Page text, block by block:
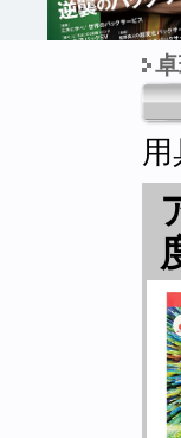
1970年1月01日 発